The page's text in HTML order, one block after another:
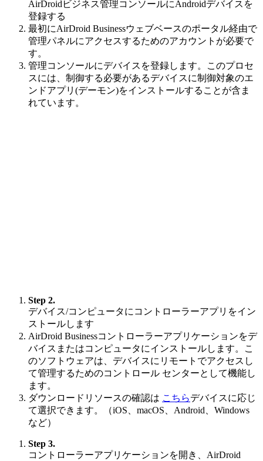
AirDroidビジネス管理コンソールにAndroidデバイスを
登録する
最初にAirDroid Businessウェブベースのポータル経由で
管理パネルにアクセスするためのアカウントが必要で
す。
管理コンソールにデバイスを登録します。このプロセ
スには、制御する必要があるデバイスに制御対象のエ
ンドアプリ(デーモン)をインストールすることが含ま
れています。
Step 2.
デバイス/コンピュータにコントローラーアプリをイン
ストールします
AirDroid Businessコントローラーアプリケーションをデ
バイスまたはコンピュータにインストールします。こ
のソフトウェアは、デバイスにリモートでアクセスし
て管理するためのコントロール センターとして機能し
ます。
ダウンロードリソースの確認は こちらデバイスに応じ
て選択できます。（iOS、macOS、Android、Windows
など）
Step 3.
コントローラーアプリケーションを開き、AirDroid